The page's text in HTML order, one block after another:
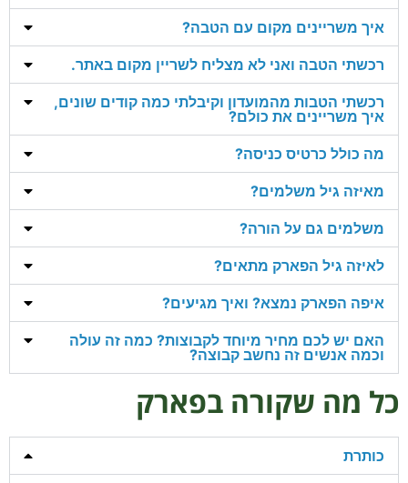
איך משריינים מקום עם הטבה?
רכשתי הטבה ואני לא מצליח לשריין מקום באתר.
רכשתי הטבות מהמועדון וקיבלתי כמה קודים שונים,
איך משריינים את כולם?
מה כולל כרטיס כניסה?
מאיזה גיל משלמים?
משלמים גם על הורה?
לאיזה גיל הפארק מתאים?
איפה הפארק נמצא? ואיך מגיעים?
האם יש לכם מחיר מיוחד לקבוצות? כמה זה עולה
וכמה אנשים זה נחשב קבוצה?
כל מה שקורה בפארק
כותרת